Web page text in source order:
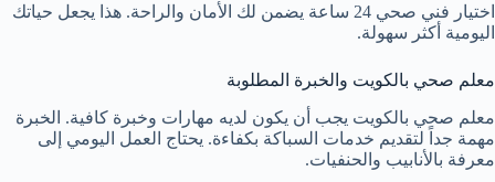
اختيار فني صحي 24 ساعة يضمن لك الأمان والراحة. هذا يجعل حياتك
اليومية أكثر سهولة.
معلم صحي بالكويت والخبرة المطلوبة
معلم صحي بالكويت يجب أن يكون لديه مهارات وخبرة كافية. الخبرة
مهمة جداً لتقديم خدمات السباكة بكفاءة. يحتاج العمل اليومي إلى
معرفة بالأنابيب والحنفيات.